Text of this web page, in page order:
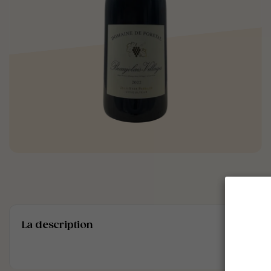
La description